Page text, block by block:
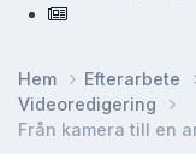
Hem
Efterarbete
Videoredigering